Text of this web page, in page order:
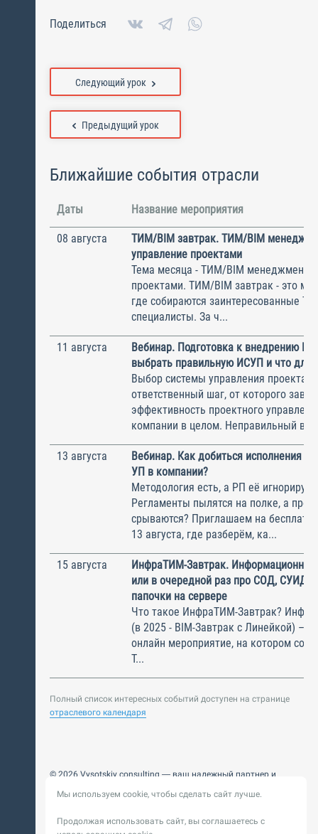
Поделиться
Предыдущий урок
Следующий урок
Ближайшие события отрасли
Даты Название мероприятия
08 августа
ТИМ/BIM завтрак. ТИМ/BIM
управление проектами
Тема месяца - ТИМ/BIM менеджмент и
проектами. ТИМ/BIM завтрак - это
где собираются заинтересованные
специалисты. За ч...
11 августа
Вебинар. Подготовка к внедрению
выбрать правильную ИСУП и что для
Выбор системы управления
ответственный шаг, от которого
эффективность проектного
компании в целом. Неправильный
13 августа
Вебинар. Как добиться исполнения
УП в компании?
Методология есть, а РП её
Регламенты пылятся на полке, а
срываются? Приглашаем на
13 августа, где разберём, ка...
15 августа
ИнфраТИМ-Завтрак.
или в очередной раз про СОД, СУИД и
папочки на сервере
Что такое ИнфраТИМ-Завтрак?
(в 2025 - BIM-Завтрак с Линейкой) –
онлайн мероприятие, на котором
Т...
Полный список интересных событий доступен на странице
отраслевого календаря
© 2026 Vysotskiy consulting — ваш надежный партнер и
Цифровизация, BIM, ИИ. Внедряем и оптимизируем
Пользовательское
Политика обработки персональных
Мы используем cookie, чтобы сделать сайт лучше.
Продолжая использовать сайт, вы соглашаетесь с